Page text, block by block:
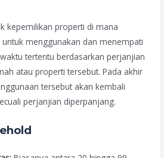
kepemilikan properti di mana
menggunakan dan menempati
tertentu berdasarkan perjanjian
atau properti tersebut. Pada akhir
tersebut akan kembali
perjanjian diperpanjang.